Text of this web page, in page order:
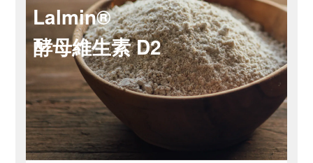
Lalmin®
酵母維生素 D2